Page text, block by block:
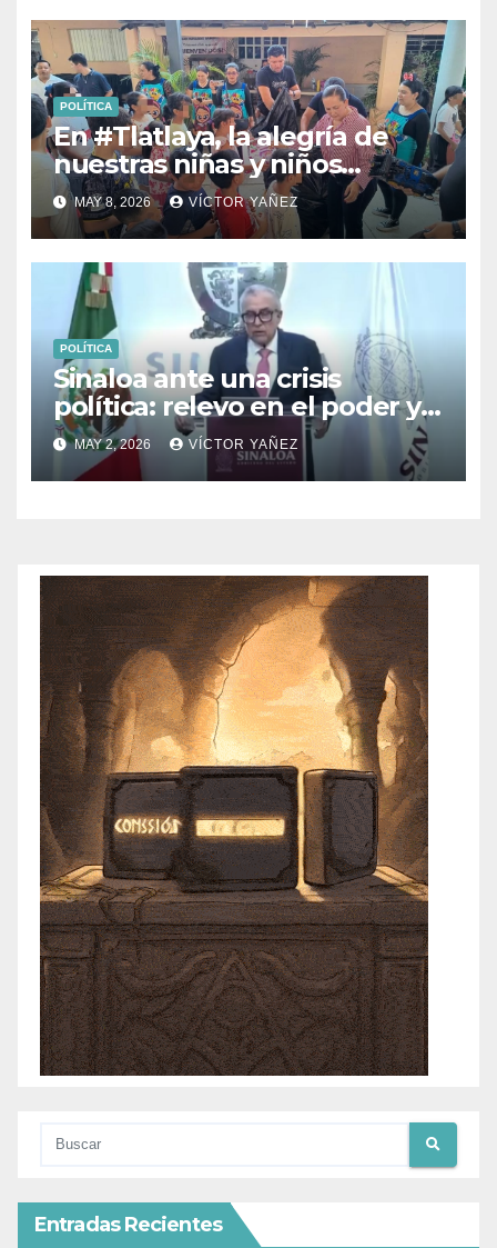
POLÍTICA
En #Tlatlaya, la alegría de
nuestras niñas y niños
siempre será una prioridad.
MAY 8, 2026 VÍCTOR YAÑEZ
POLÍTICA
Sinaloa ante una crisis
política: relevo en el poder y
señales de incertidumbre
MAY 2, 2026 VÍCTOR YAÑEZ
Entradas Recientes